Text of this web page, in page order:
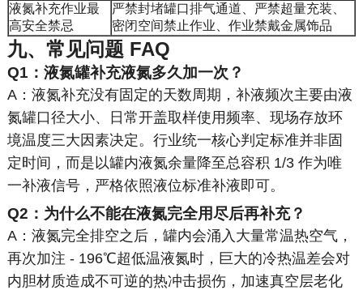
液氮补充作业最
高安全禁忌
严禁封堵罐口排气通道、严禁超量充装、
密闭空间禁止作业、作业禁戴金属饰品
九、常见问题 FAQ
Q1：液氮罐补充液氮多久加一次？
A：液氮补充没有固定的天数周期，补液频次主要由液
氮罐口径大小、日常开盖取样使用频率、现场存放环
境温度三大因素决定。行业统一核心判定标准并非固
定时间，而是以罐内液氮余量降至总容积 1/3 作为唯
一补液信号，严格依照液位标准补液即可。
Q2：为什么不能在液氮完全用尽后再补充？
A：液氮完全排空之后，罐内会涌入大量常温热空气，
再次加注 - 196℃超低温液氮时，巨大的冷热温差会对
内胆材质造成不可逆的热冲击损伤，加速真空层老化